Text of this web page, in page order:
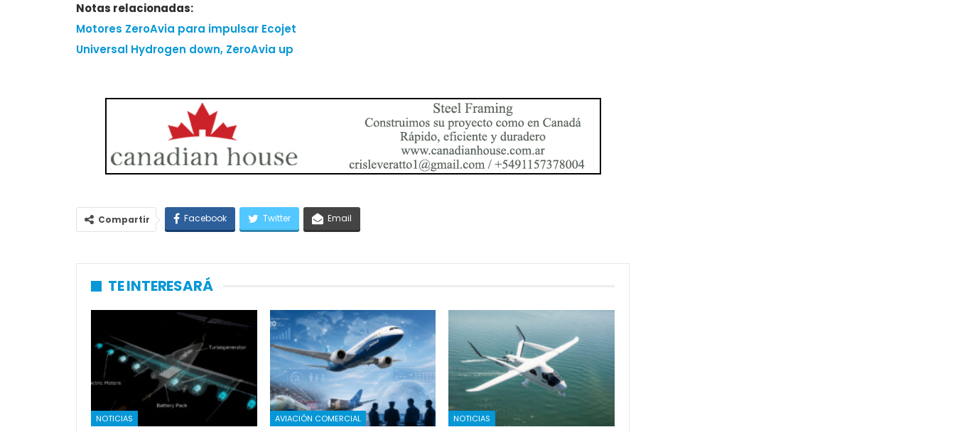
Notas relacionadas:
Motores ZeroAvia para impulsar Ecojet
Universal Hydrogen down, ZeroAvia up
Compartir Facebook Twitter Email
TE INTERESARÁ
NOTICIAS AVIACIÓN COMERCIAL NOTICIAS